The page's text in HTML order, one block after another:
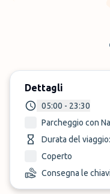
Dettagli
05:00 - 23:30
Parcheggio con
Durata del
Coperto
Consegna le chiavi